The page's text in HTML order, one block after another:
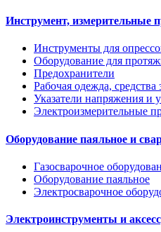
Инструмент, измерительные
Инструменты для
Оборудование для
Предохранители
Рабочая одежда,
Указатели напряжения и
Электроизмерительные
Оборудование паяльное и
Газосварочное
Оборудование паяльное
Электросварочное
Электроинструменты и